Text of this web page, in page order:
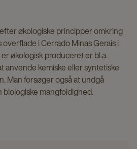
økologiske principper omkring
i Cerrado Minas Gerais i
økologisk produceret er bl.a.
anvende kemiske eller syntetiske
Man forsøger også at undgå
mangfoldighed.